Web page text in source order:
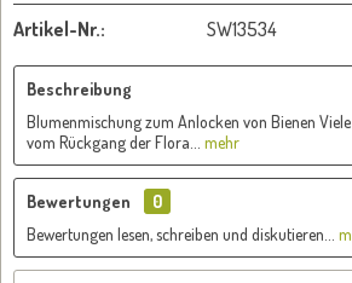
Artikel-Nr.: SW13534
Beschreibung
Blumenmischung zum Anlocken von Bienen
vom Rückgang der Flora...
mehr
Bewertungen
0
Bewertungen lesen, schreiben und diskutieren...